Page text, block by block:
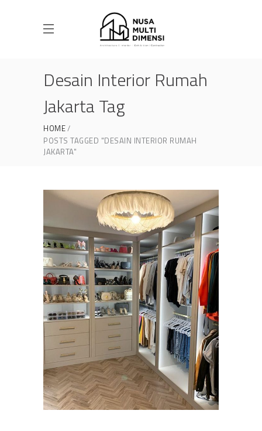
Desain Interior Rumah
Jakarta Tag
HOME
POSTS TAGGED "DESAIN INTERIOR RUMAH
JAKARTA"